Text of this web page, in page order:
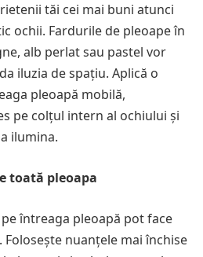
tăi cei mai buni atunci
ochii. Fardurile de pleoape în
alb perlat sau pastel vor
iluzia de spațiu. Aplică o
pleoapă mobilă,
pe colțul intern al ochiului și
ilumina.
toată pleoapa
întreaga pleoapă pot face
Folosește nuanțele mai închise